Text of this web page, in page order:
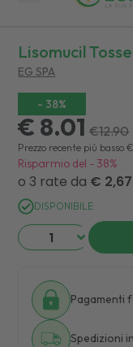
Lisomucil
EG SPA
- 38%
€ 8.01 €12.90
Prezzo recente più basso €
Risparmio del - 38%
DISPONIBILE
Pagamenti
Spedizioni